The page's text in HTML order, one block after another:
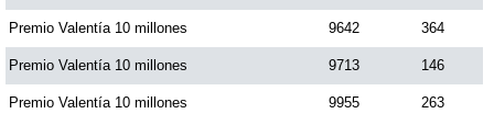
Premio Valentía 10 millones 9642 364
Premio Valentía 10 millones 9713 146
Premio Valentía 10 millones 9955 263